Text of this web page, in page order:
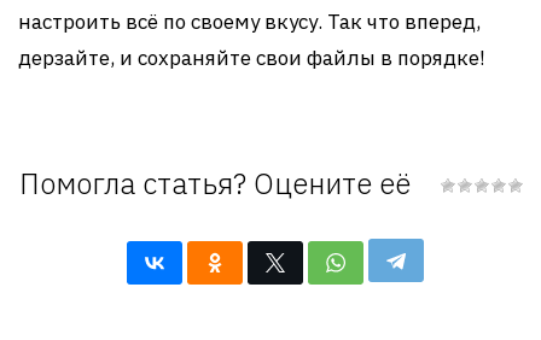
настроить всё по своему вкусу. Так что вперед,
дерзайте, и сохраняйте свои файлы в порядке!
Помогла статья? Оцените её